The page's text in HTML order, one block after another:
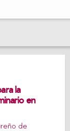
la
en
de